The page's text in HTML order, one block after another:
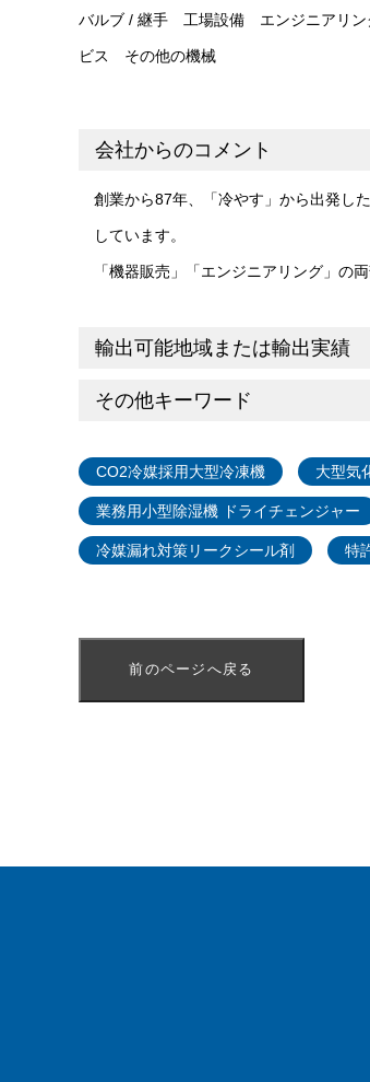
バルブ / 継手 工場設備 エンジニアリン
ビス その他の機械
会社からのコメント
創業から87年、「冷やす」から出発し
しています。
「機器販売」「エンジニアリング」の
輸出可能地域または輸出実績
その他キーワード
CO2冷媒採用大型冷凍機 大型気
業務用小型除湿機 ドライチェンジャー
冷媒漏れ対策リークシール剤 特
前のページへ戻る